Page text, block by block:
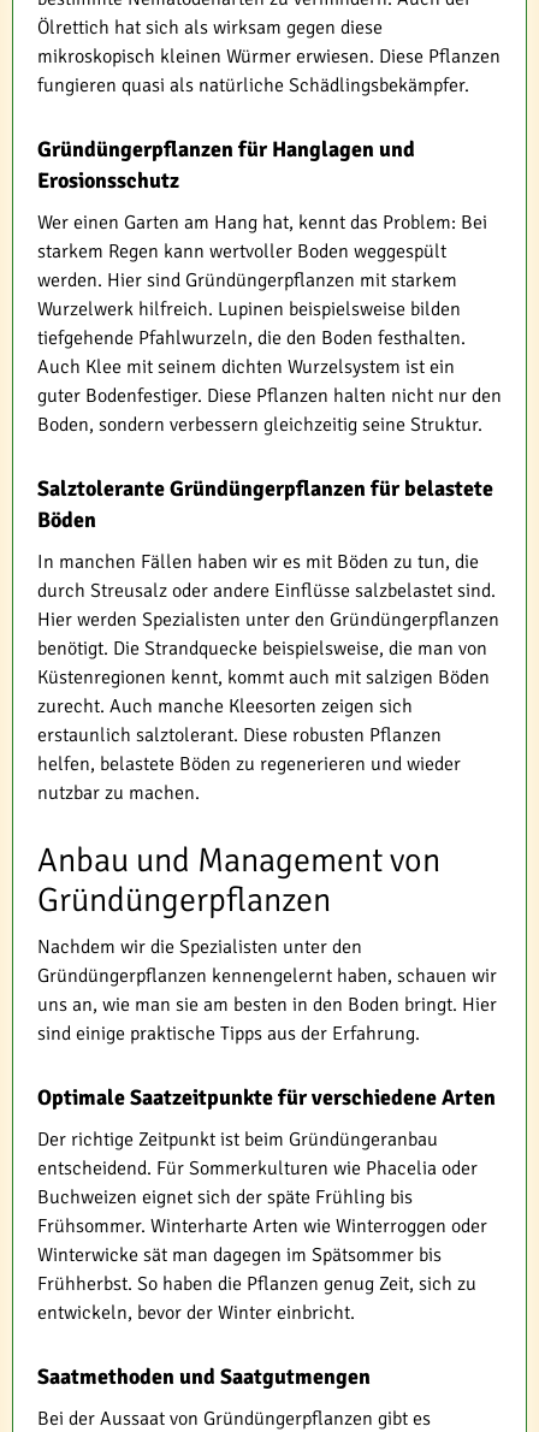
Ölrettich hat sich als wirksam gegen diese
mikroskopisch kleinen Würmer erwiesen. Diese Pflanzen
fungieren quasi als natürliche Schädlingsbekämpfer.
Gründüngerpflanzen für Hanglagen und
Erosionsschutz
Wer einen Garten am Hang hat, kennt das Problem: Bei
starkem Regen kann wertvoller Boden weggespült
werden. Hier sind Gründüngerpflanzen mit starkem
Wurzelwerk hilfreich. Lupinen beispielsweise bilden
tiefgehende Pfahlwurzeln, die den Boden festhalten.
Auch Klee mit seinem dichten Wurzelsystem ist ein
guter Bodenfestiger. Diese Pflanzen halten nicht nur den
Boden, sondern verbessern gleichzeitig seine Struktur.
Salztolerante Gründüngerpflanzen für belastete
Böden
In manchen Fällen haben wir es mit Böden zu tun, die
durch Streusalz oder andere Einflüsse salzbelastet sind.
Hier werden Spezialisten unter den Gründüngerpflanzen
benötigt. Die Strandquecke beispielsweise, die man von
Küstenregionen kennt, kommt auch mit salzigen Böden
zurecht. Auch manche Kleesorten zeigen sich
erstaunlich salztolerant. Diese robusten Pflanzen
helfen, belastete Böden zu regenerieren und wieder
nutzbar zu machen.
Anbau und Management von
Gründüngerpflanzen
Nachdem wir die Spezialisten unter den
Gründüngerpflanzen kennengelernt haben, schauen wir
uns an, wie man sie am besten in den Boden bringt. Hier
sind einige praktische Tipps aus der Erfahrung.
Optimale Saatzeitpunkte für verschiedene Arten
Der richtige Zeitpunkt ist beim Gründüngeranbau
entscheidend. Für Sommerkulturen wie Phacelia oder
Buchweizen eignet sich der späte Frühling bis
Frühsommer. Winterharte Arten wie Winterroggen oder
Winterwicke sät man dagegen im Spätsommer bis
Frühherbst. So haben die Pflanzen genug Zeit, sich zu
entwickeln, bevor der Winter einbricht.
Saatmethoden und Saatgutmengen
Bei der Aussaat von Gründüngerpflanzen gibt es